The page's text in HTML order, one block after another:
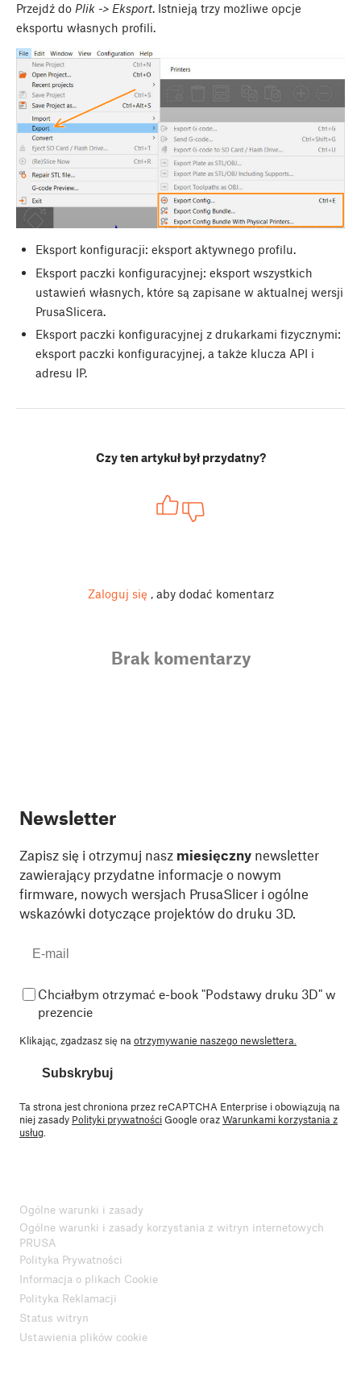
Przejdź do Plik -> Eksport. Istnieją trzy możliwe opcje
eksportu własnych profili.
Eksport konfiguracji: eksport aktywnego profilu.
Eksport paczki konfiguracyjnej: eksport wszystkich
ustawień własnych, które są zapisane w aktualnej wersji
PrusaSlicera.
Eksport paczki konfiguracyjnej z drukarkami fizycznymi:
eksport paczki konfiguracyjnej, a także klucza API i
adresu IP.
Czy ten artykuł był przydatny?
Zaloguj się , aby dodać komentarz
Brak komentarzy
Newsletter
Zapisz się i otrzymuj nasz miesięczny newsletter
zawierający przydatne informacje o nowym
firmware, nowych wersjach PrusaSlicer i ogólne
wskazówki dotyczące projektów do druku 3D.
Chciałbym otrzymać e-book "Podstawy druku 3D" w
prezencie
Klikając, zgadzasz się na otrzymywanie naszego newslettera.
Subskrybuj
Ta strona jest chroniona przez reCAPTCHA Enterprise i obowiązują na
niej zasady Polityki prywatnościGoogle orazWarunkami korzystania z
usług
Ogólne warunki i zasady
Ogólne warunki i zasady korzystania z witryn internetowych
PRUSA
Polityka Prywatności
Informacja o plikach Cookie
Polityka Reklamacji
Status witryn
Ustawienia plików cookie